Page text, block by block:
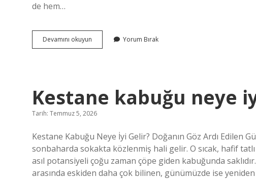
de hem…
Devamını okuyun
kapalıyken
?
Yorum Bırak
Kestane kabuğu neye
Tarih: Temmuz 5, 2026
Kestane Kabuğu Neye İyi Gelir? Doğanın Göz Ardı Edilen
sonbaharda sokakta közlenmiş hali gelir. O sıcak, hafif
asıl potansiyeli çoğu zaman çöpe giden kabuğunda
arasında eskiden daha çok bilinen, günümüzde ise